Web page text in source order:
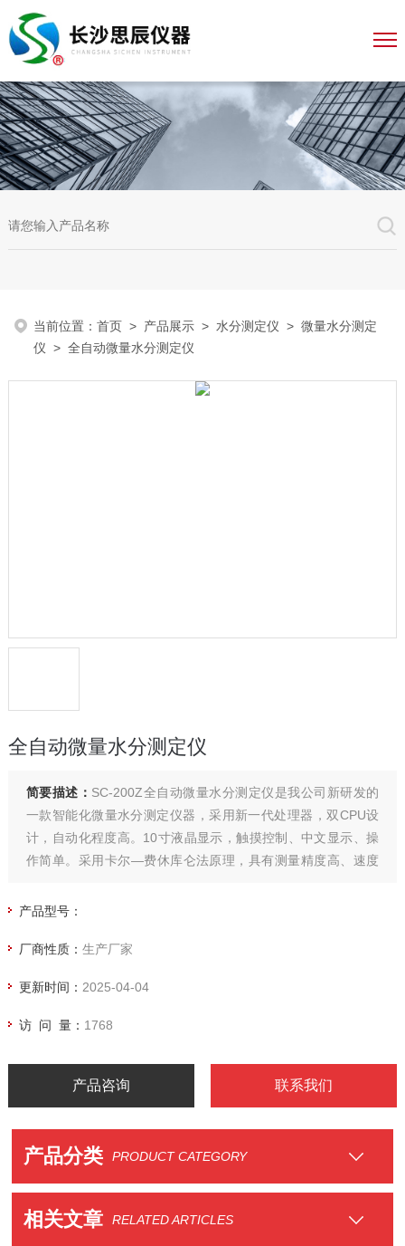
当前位置：首页 > 产品展示 > 水分测定仪 >微量水分测定
仪 > 全自动微量水分测定仪
全自动微量水分测定仪
简要描述： SC-200Z全自动微量水分测定仪是我公司新研发的
一款智能化微量水分测定仪器，采用新一代处理器，双CPU设
计，自动化程度高。10寸液晶显示，触摸控制、中文显示、操
作简单。采用卡尔—费休库仑法原理，具有测量精度高、速度
铁路、教育等行业 可用于测量各种液体、固体中的微量水分。
产品型号：
厂商性质： 生产厂家
更新时间： 2025-04-04
访 问 量： 1768
产品咨询 联系我们
产品分类 PRODUCT CATEGORY
相关文章 RELATED ARTICLES